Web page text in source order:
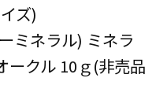
ズ)
ミネラル) ミネラ
ークル 10ｇ(非売品